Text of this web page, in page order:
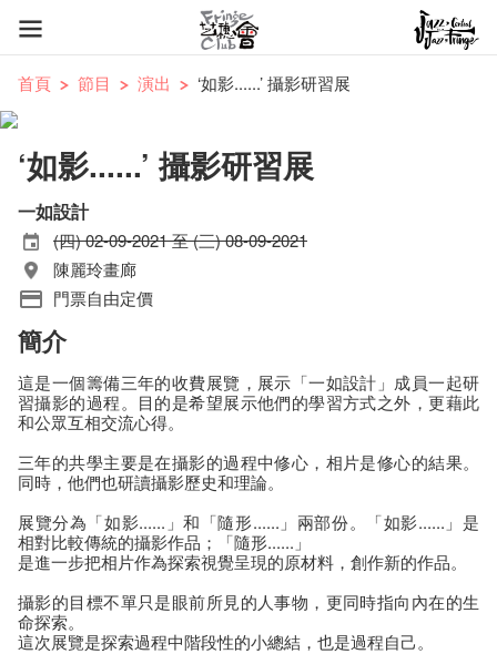
首頁 節目 演出 ‘如影......’ 攝影研習展
‘如影......’ 攝影研習展
一如設計
(四) 02-09-2021 至 (三) 08-09-2021
陳麗玲畫廊
門票自由定價
簡介
這是一個籌備三年的收費展覽，展示「一如設計」成員一起研
習攝影的過程。目的是希望展示他們的學習方式之外，更藉此
和公眾互相交流心得。
三年的共學主要是在攝影的過程中修心，相片是修心的結果。
同時，他們也研讀攝影歷史和理論。
展覽分為「如影......」和「隨形......」兩部份。「如影......」是
相對比較傳統的攝影作品；「隨形......」
是進一步把相片作為探索視覺呈現的原材料，創作新的作品。
攝影的目標不單只是眼前所見的人事物，更同時指向內在的生
命探索。
這次展覽是探索過程中階段性的小總結，也是過程自己。